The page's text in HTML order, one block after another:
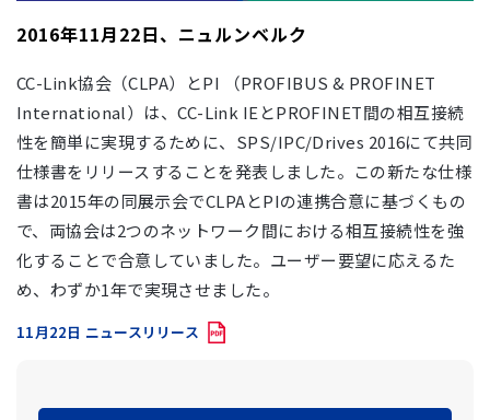
2016年11月22日、ニュルンベルク
CC-Link協会（CLPA）とPI （PROFIBUS & PROFINET
International）は、CC-Link IEとPROFINET間の相互接続
性を簡単に実現するために、SPS/IPC/Drives 2016にて共同
仕様書をリリースすることを発表しました。この新たな仕様
書は2015年の同展示会でCLPAとPIの連携合意に基づくもの
で、両協会は2つのネットワーク間における相互接続性を強
化することで合意していました。ユーザー要望に応えるた
め、わずか1年で実現させました。
11月22日 ニュースリリース